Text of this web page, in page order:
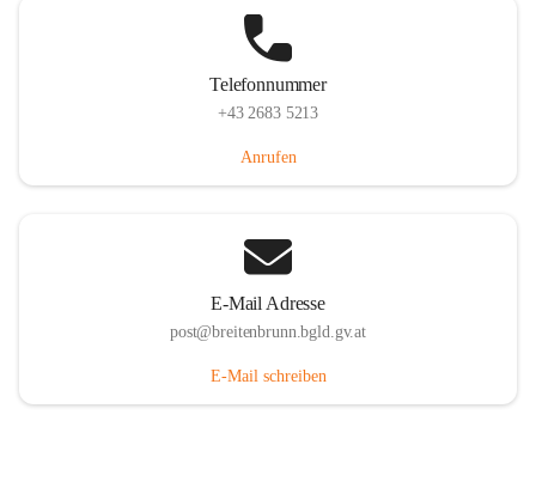
Telefonnummer
+43 2683 5213
Anrufen
E-Mail Adresse
post@breitenbrunn.bgld.gv.at
E-Mail schreiben